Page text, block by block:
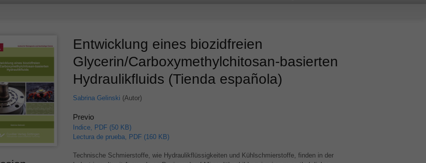
Entwicklung eines biozidfreien
Glycerin/Carboxymethylchitosan-basierten
Hydraulikfluids (Tienda española)
Sabrina Gelinski (Autor)
Previo
Indice, PDF (50 KB)
Lectura de prueba, PDF (160 KB)
Technische Schmierstoffe, wie Hydraulikflüssigkeiten und Kühlschmierstoffe, finden in der